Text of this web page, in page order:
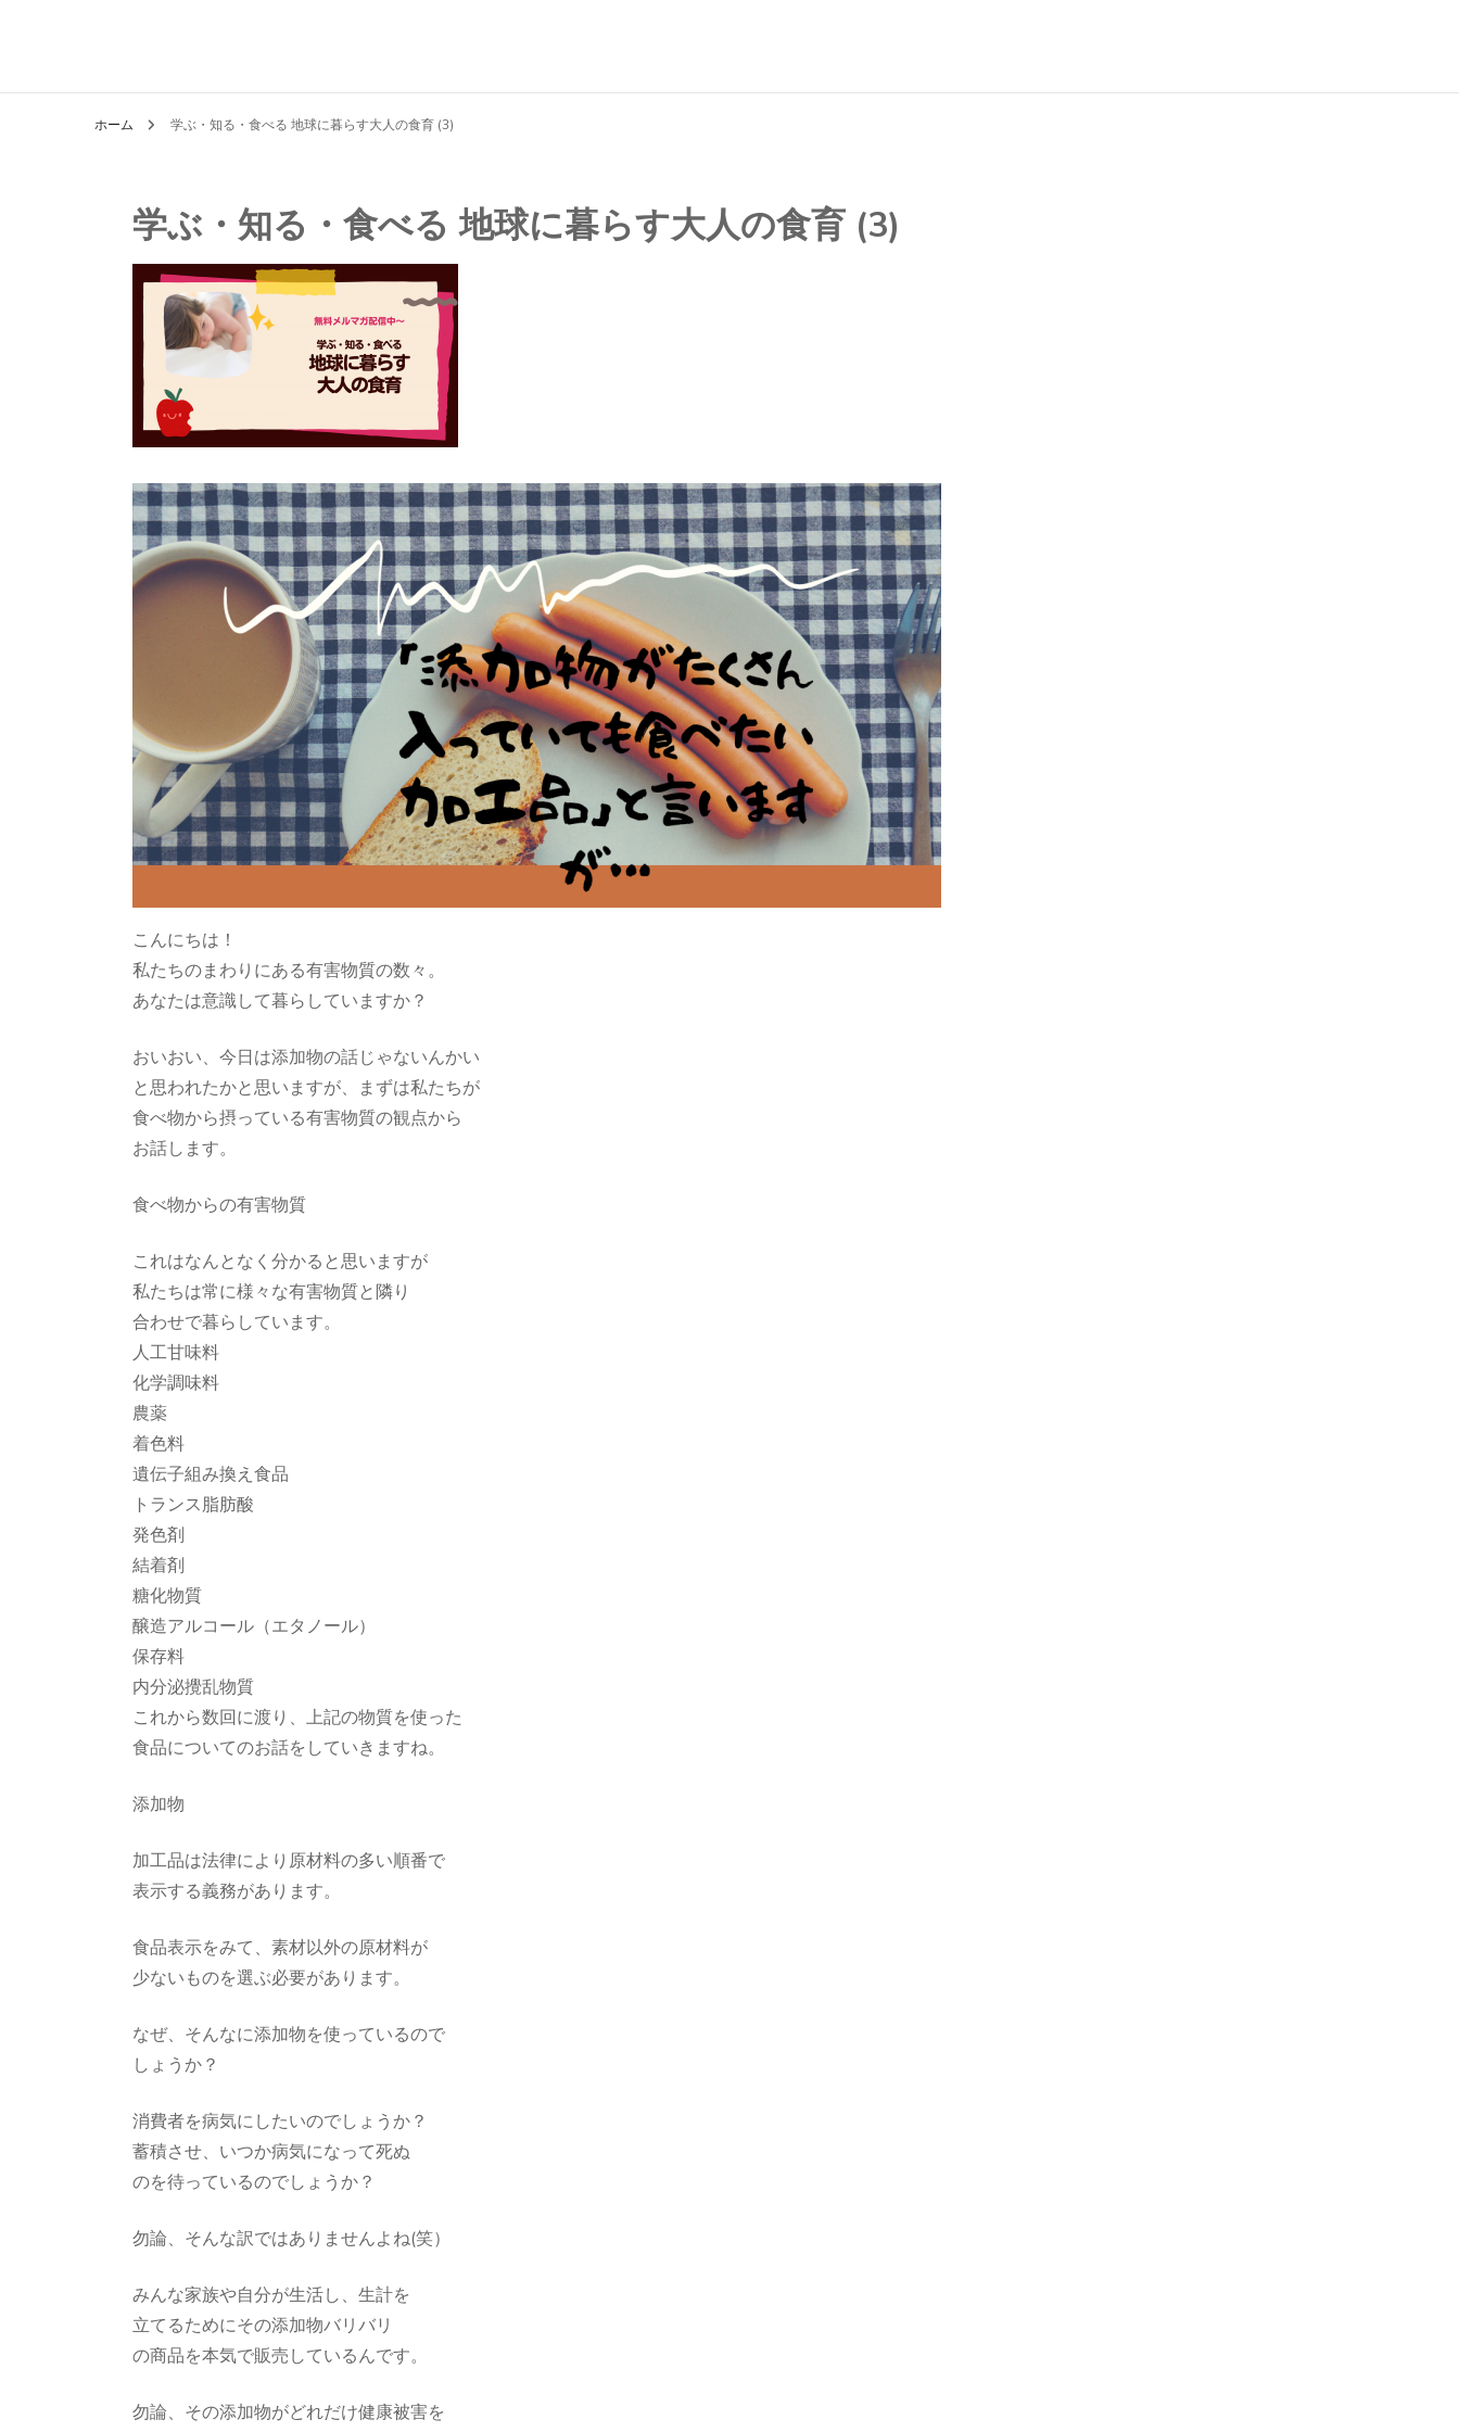
ホーム 学ぶ・知る・食べる 地球に暮らす大人の食育 (3)
学ぶ・知る・食べる 地球に暮らす大人の食育 (3)
こんにちは！
私たちのまわりにある有害物質の数々。
あなたは意識して暮らしていますか？
おいおい、今日は添加物の話じゃないんかい
と思われたかと思いますが、まずは私たちが
食べ物から摂っている有害物質の観点から
お話します。
食べ物からの有害物質
これはなんとなく分かると思いますが
私たちは常に様々な有害物質と隣り
合わせで暮らしています。
人工甘味料
化学調味料
農薬
着色料
遺伝子組み換え食品
トランス脂肪酸
発色剤
結着剤
糖化物質
醸造アルコール（エタノール）
保存料
内分泌攪乱物質
これから数回に渡り、上記の物質を使った
食品についてのお話をしていきますね。
添加物
加工品は法律により原材料の多い順番で
表示する義務があります。
食品表示をみて、素材以外の原材料が
少ないものを選ぶ必要があります。
なぜ、そんなに添加物を使っているので
しょうか？
消費者を病気にしたいのでしょうか？
蓄積させ、いつか病気になって死ぬ
のを待っているのでしょうか？
勿論、そんな訳ではありませんよね(笑）
みんな家族や自分が生活し、生計を
立てるためにその添加物バリバリ
の商品を本気で販売しているんです。
勿論、その添加物がどれだけ健康被害を